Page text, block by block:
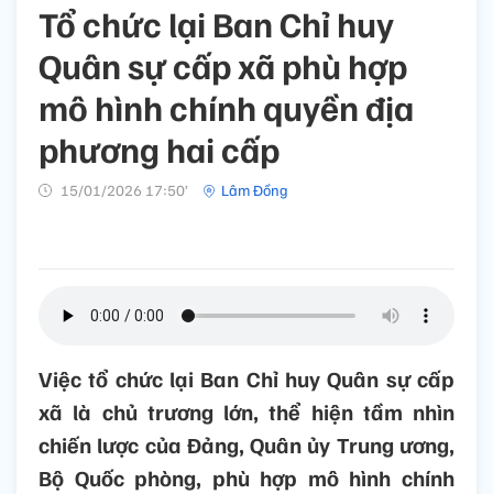
Tổ chức lại Ban Chỉ huy
Quân sự cấp xã phù hợp
mô hình chính quyền địa
phương hai cấp
15/01/2026 17:50’ Lâm Đồng
Việc tổ chức lại Ban Chỉ huy Quân sự cấp
xã là chủ trương lớn, thể hiện tầm nhìn
chiến lược của Đảng, Quân ủy Trung ương,
Bộ Quốc phòng, phù hợp mô hình chính